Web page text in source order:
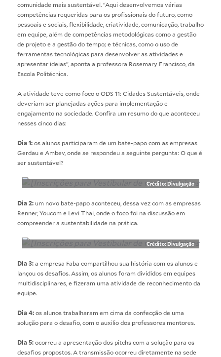
comunidade mais sustentável. “Aqui desenvolvemos várias
competências requeridas para os profissionais do futuro, como
pessoais e sociais, flexibilidade, criatividade, comunicação, trabalho
em equipe, além de competências metodológicas como a gestão
de projeto e a gestão do tempo; e técnicas, como o uso de
ferramentas tecnológicas para desenvolver as atividades e
apresentar ideias”, aponta a professora Rosemary Francisco, da
Escola Politécnica.
A atividade teve como foco o ODS 11: Cidades Sustentáveis, onde
deveriam ser planejadas ações para implementação e
engajamento na sociedade. Confira um resumo do que aconteceu
nesses cinco dias:
Dia 1:os alunos participaram de um bate-papo com as empresas
Gerdau e Ambev, onde se respondeu a seguinte pergunta: O que é
ser sustentável?
Crédito: Divulgação
Dia 2: um novo bate-papo aconteceu, dessa vez com as empresas
Renner, Youcom e Levi Thai, onde o foco foi na discussão em
compreender a sustentabilidade na prática.
Crédito: Divulgação
Dia 3:a empresa Faba compartilhou sua história com os alunos e
lançou os desafios. Assim, os alunos foram divididos em equipes
multidisciplinares, e fizeram uma atividade de reconhecimento da
equipe.
Dia 4:os alunos trabalharam em cima da confecção de uma
solução para o desafio, com o auxilio dos professores mentores.
Dia 5:ocorreu a apresentação dos pitchs com a solução para os
desafios propostos. A transmissão ocorreu diretamente na sede